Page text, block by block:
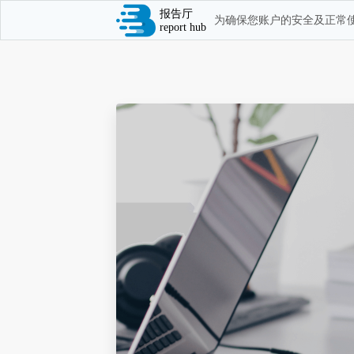
报告厅
report hub
为确保您账户的安全及正常